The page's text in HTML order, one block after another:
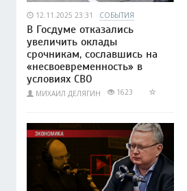
12.11.2025 23:31 СОБЫТИЯ
В Госдуме отказались
увеличить оклады
срочникам, сославшись на
«несвоевременность» в
условиях СВО
МИХАИЛ ДЕЛЯГИН 1623